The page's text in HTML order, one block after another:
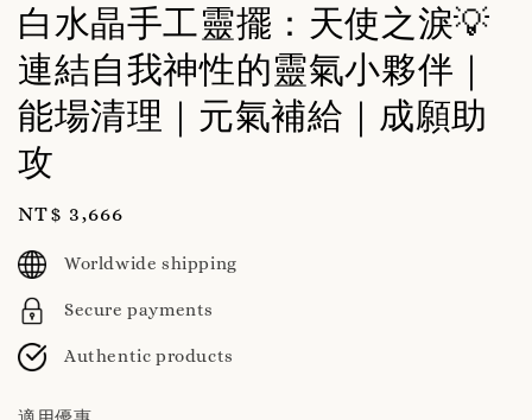
白水晶手工靈擺：天使之淚💡
連結自我神性的靈氣小夥伴｜
能場清理｜元氣補給｜成願助
攻
Regular
price
NT$ 3,666
Worldwide shipping
Secure payments
Authentic products